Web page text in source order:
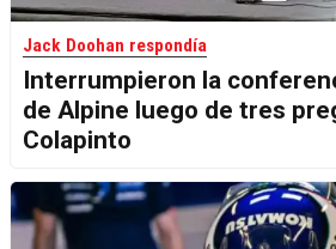
Jack Doohan respondía
Interrumpieron la
de Alpine luego de tres
Colapinto